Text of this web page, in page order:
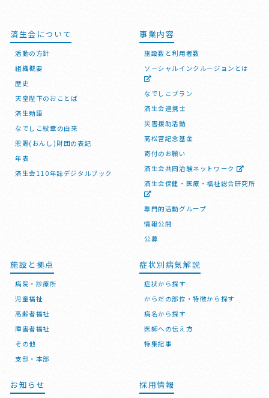
済生会について
活動の方針
組織概要
歴史
天皇陛下のおことば
済生勅語
なでしこ紋章の由来
恩賜(おんし)財団の表記
年表
済生会110年誌デジタルブック
事業内容
施設数と利用者数
ソーシャルインクルージョンとは
なでしこプラン
済生会連携士
災害援助活動
高松宮記念基金
寄付のお願い
済生会共同治験ネットワーク
済生会保健・医療・福祉総合研究所
専門的活動グループ
情報公開
公募
施設と拠点
病院・診療所
児童福祉
高齢者福祉
障害者福祉
その他
支部・本部
症状別病気解説
症状から探す
からだの部位・特徴から探す
病名から探す
医師への伝え方
特集記事
お知らせ 採用情報